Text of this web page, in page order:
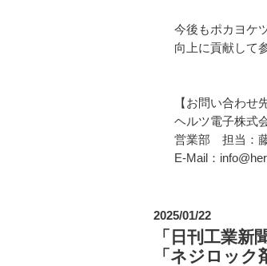
今後もポカヨケ
向上に貢献して
【お問い合わせ
ヘルツ電子株式
営業部 担当：
E-Mail：
2025/01/22
「日刊工業
「ネジロッ